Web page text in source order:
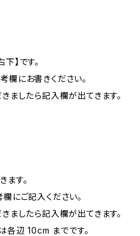
】です。
欄にお書きください。
ましたら記入欄が出てきます。
ます。
にご記入ください。
ましたら記入欄が出てきます。
各辺 10cm までです。